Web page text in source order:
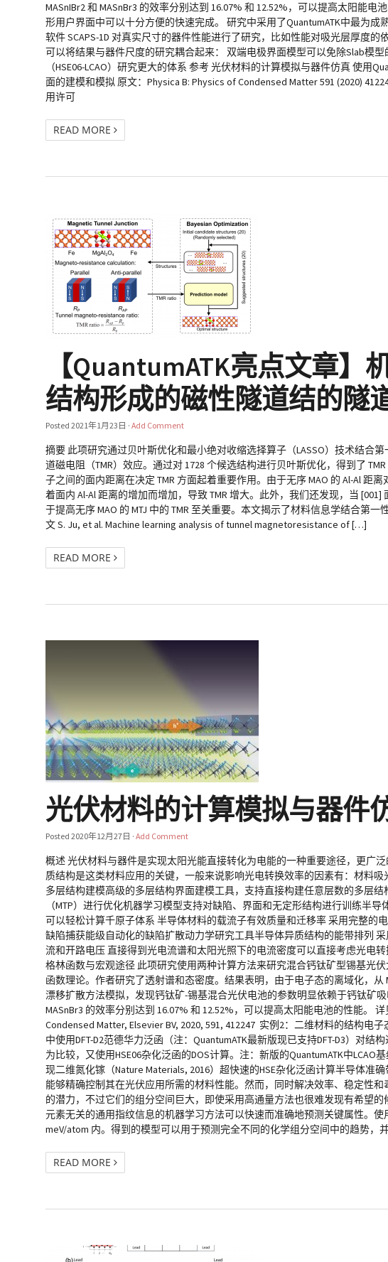
MASnIBr2 和 MASnBr3 的效率分别达到 16.07% 和 12.52%，可以提高太阳能
形用户界面中可以十分方便的快速完成。 研究中采用了QuantumATK中最为
软件 SCAPS-1D 对真实尺寸的器件性能进行了研究，比如性能对吸光层厚度
可以将结果与器件尺度的研究耦合起来： 双端电极界面模型可以免除Slab模
（HSE06-LCAO）研究更大的体系 参考 光伏材料的计算模拟与器件仿真 使用
面的建模和模拟 原文：Physica B: Physics of Condensed Matter 591 (2020)
用许可
READ MORE
【QuantumATK亮点文章】
结构形成的磁性隧道结的隧
Posted2021年1月23日 ·Add Comment
摘要 此项研究通过贝叶斯优化和最小绝对收缩选择算子（LASSO）技术结合
道磁电阻（TMR）效应。通过对 1728 个候选结构进行贝叶斯优化，得到了
子之间的面内距离在决定 TMR 方面起着重要作用。由于无序 MAO 的 Al-Al 距
着面内 Al-Al 距离的增加而增加，导致 TMR 增大。此外，我们还发现，当
于提高无序 MAO 的 MTJ 中的 TMR 至关重要。本文揭示了材料信息学结合
文 S. Ju, et al. Machine learning analysis of tunnel magnetoresistance of […]
READ MORE
光伏材料的计算模拟与器件
Posted2020年12月27日 ·Add Comment
概述 光伏材料与器件是实现太阳光能直接转化为电能的一种重要途径，更广
质结构是这类材料应用的关键，一般来说影响光电转换效率的因素有：材料吸
多层结构建模高级的多层结构界面建模工具，支持直接构建任意层数的多层
（MTP）进行优化机器学习模型支持对缺陷、界面和无定形结构进行训练半
可以轻松计算千原子体系 半导体材料的载流子有效质量和迁移率 采用完整
缺陷捕获能级自动化的缺陷扩散动力学研究工具半导体异质结构的能带排列
流和开路电压 直接得到光电流谱和太阳光照下的电流密度可以直接考虑光电
格林函数与宏观途径 此项研究使用两种计算方法来研究混合钙钛矿型锡基光
函数理论。作者研究了透射谱和态密度。结果表明，由于电子态的离域化，
漂移扩散方法模拟，发现钙钛矿-锡基混合光伏电池的参数明显依赖于钙钛矿
MASnBr3 的效率分别达到 16.07% 和 12.52%，可以提高太阳能电池的性能。
Condensed Matter, Elsevier BV, 2020, 591, 412247 实例2：二维材料的结构
中使用DFT-D2范德华力泛函（注：QuantumATK最新版现已支持DFT-D3）对
为比较，又使用HSE06杂化泛函的DOS计算。注：新版的QuantumATK中
现二维氮化镓（Nature Materials, 2016）超快速的HSE杂化泛函计算半导体
能够精确控制其在光伏应用所需的材料性能。然而，同时解决效率、稳定性
的潜力，不过它们的组分空间巨大，即使采用高通量方法也很难发现有希望
元素无关的通用指纹信息的机器学习方法可以快速而准确地预测关键属性。
meV/atom 内。得到的模型可以用于预测完全不同的化学组分空间中的趋势
READ MORE